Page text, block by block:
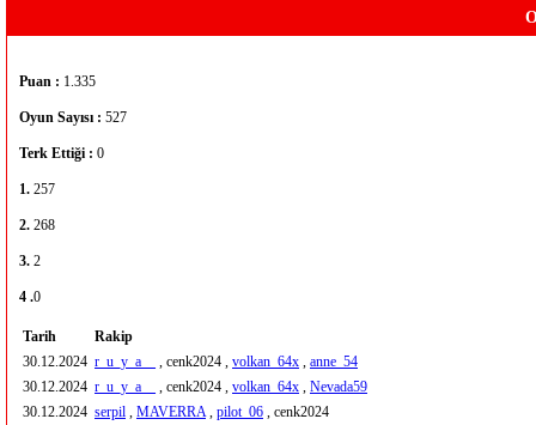
Puan : 1.335
Oyun Sayısı : 527
Terk Ettiği : 0
1. 257
2. 268
3. 2
4 .0
Tarih
Rakip
30.12.2024 r_u_y_a__ , cenk2024 , volkan_64x , anne_54
30.12.2024 r_u_y_a__ , cenk2024 , volkan_64x , Nevada59
30.12.2024 serpil , MAVERRA, pilot_06 , cenk2024